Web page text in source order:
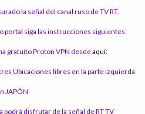
la señal del canal ruso de TV RT.
portal siga las instrucciones siguientes:
gratuito Proton VPN desdeaquí:
Ubicaciones libres en la parte izquierda
JAPÓN
podrá disfrutar de la señal de RT TV